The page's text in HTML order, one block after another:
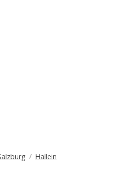
Hallein